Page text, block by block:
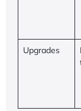
Upgrades